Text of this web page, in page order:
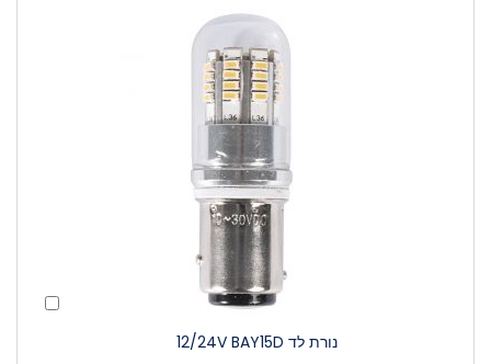
נורת לד 12/24V BAY15D
הוסף